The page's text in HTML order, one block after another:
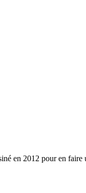
en 2012 pour en